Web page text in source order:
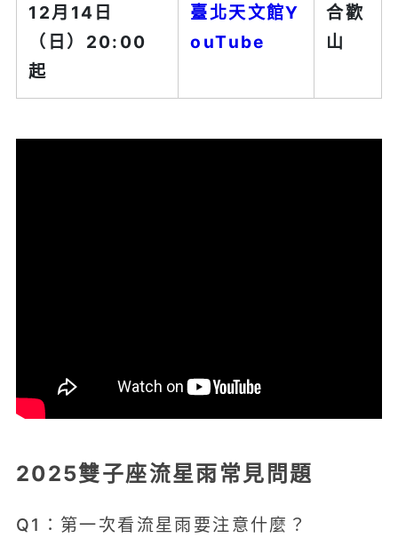
12月14日
（日）20:00
起
臺北天文館Y
ouTube
合歡
山
2025雙子座流星雨常見問題
Q1：第一次看流星雨要注意什麼？